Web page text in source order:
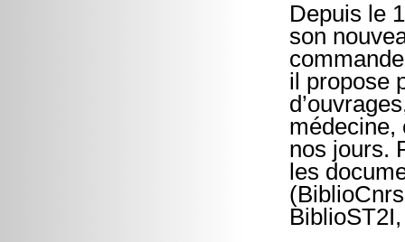
Depuis le
son
il propose
médecine,
nos jours.
les